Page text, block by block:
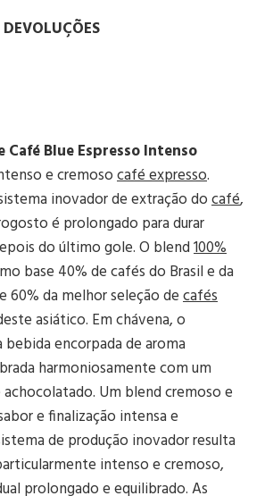
Café Blue Espresso Intenso
e cremosocafé expresso.
inovador de extração docafé,
é prolongado para durar
do último gole. O blend100%
base 40% de cafés do Brasil e da
60% da melhor seleção decafés
asiático. Em chávena, o
bebida encorpada de aroma
harmoniosamente com um
Um blend cremoso e
e finalização intensa e
de produção inovador resulta
intenso e cremoso,
prolongado e equilibrado. As